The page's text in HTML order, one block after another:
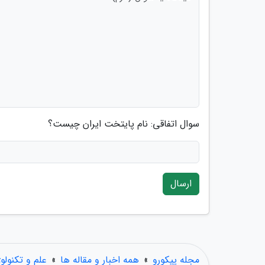
سوال اتفاقی: نام پایتخت ایران چیست؟
ارسال
مجله پیکورو » همه اخبار و مقاله ها » علم و